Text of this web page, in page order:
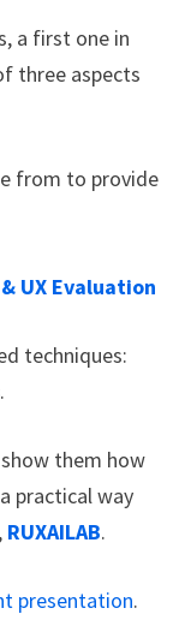
a first one in
three aspects
from to provide
UX Evaluation
techniques:
.
them how
practical way
RUXAILAB.
presentation.